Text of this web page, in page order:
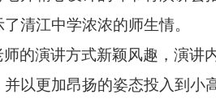
清江中学浓浓的师生情。
师的演讲方式新颖风趣，演讲
并以更加昂扬的姿态投入到小